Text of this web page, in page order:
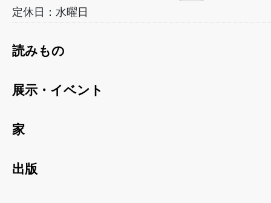
定休日：水曜日
読みもの
展示・イベント
家
出版